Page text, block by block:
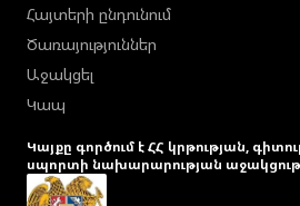
Հայտերի ընդունում
Ծառայություններ
Աջակցել
Կապ
Կայքը գործում է ՀՀ կրթության,
սպորտի նախարարության